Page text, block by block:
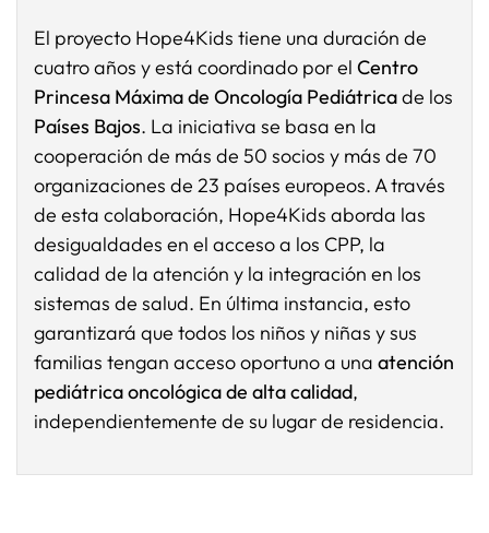
El proyecto Hope4Kids tiene una duración de
cuatro años y está coordinado por el Centro
Princesa Máxima de Oncología Pediátricade los
Países Bajos. La iniciativa se basa en la
cooperación de más de 50 socios y más de 70
organizaciones de 23 países europeos. A través
de esta colaboración, Hope4Kids aborda las
desigualdades en el acceso a los CPP, la
calidad de la atención y la integración en los
sistemas de salud. En última instancia, esto
garantizará que todos los niños y niñas y sus
familias tengan acceso oportuno a una atención
pediátrica oncológica de alta calidad,
independientemente de su lugar de residencia.